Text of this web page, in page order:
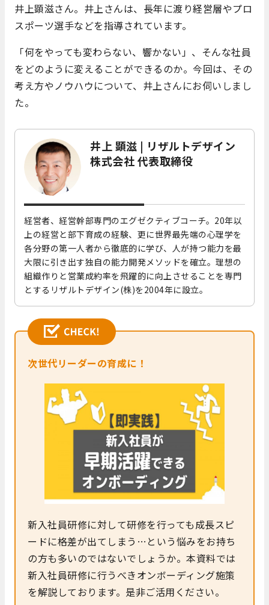
井上顕滋さん。井上さんは、長年に渡り経営層やプロ
スポーツ選手などを指導されています。
「何をやっても変わらない、響かない」、そんな社員
をどのように変えることができるのか。今回は、その
考え方やノウハウについて、井上さんにお伺いしまし
た。
井上 顕滋 | リザルトデザイン
株式会社 代表取締役
経営者、経営幹部専門のエグゼクティブコーチ。20年以
上の経営と部下育成の経験、更に世界最先端の心理学を
各分野の第一人者から徹底的に学び、人が持つ能力を最
大限に引き出す独自の能力開発メソッドを確立。理想の
組織作りと営業成約率を飛躍的に向上させることを専門
とするリザルトデザイン(株)を2004年に設立。
次世代リーダーの育成に！
新入社員研修に対して研修を行っても成長スピ
ードに格差が出てしまう…という悩みをお持ち
の方も多いのではないでしょうか。本資料では
新入社員研修に行うべきオンボーディング施策
を解説しております。是非ご活用ください。